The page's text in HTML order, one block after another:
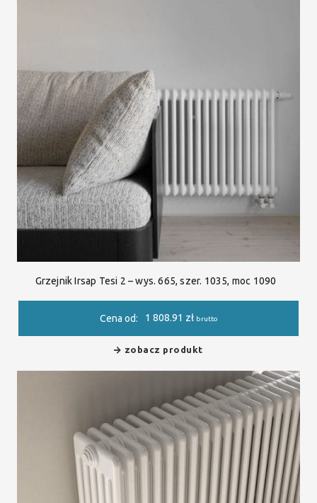
Grzejnik Irsap Tesi 2 – wys. 665, szer. 1035, moc 1090
Cena od: 1 808.91 zł brutto
zobacz produkt